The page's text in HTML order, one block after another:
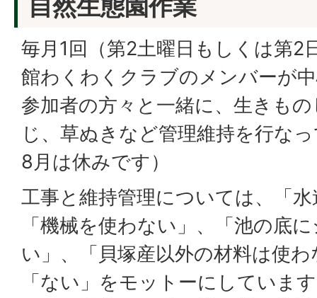
自然生態園作業
毎月1回（第2土曜日もしくは第2
館わくわくクラブのメンバーが
参加者の方々と一緒に、生きも
じ、草ぬきなど管理維持を行な
8月は休みです）
工事と維持管理については、「
「機械を使わない」、「池の底
い」、「貝塚産以外の材料は使
「ない」をモットーにしていま